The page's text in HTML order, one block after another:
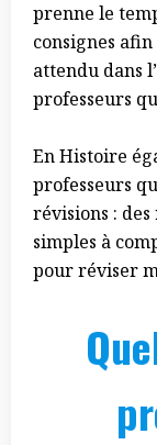
prenne le
consignes
attendu dans
professeurs
En Histoire
professeurs
révisions : des
simples à
pour réviser